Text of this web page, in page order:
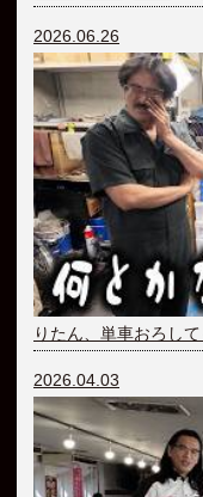
2026.06.26
りたん、単車おろし
2026.04.03